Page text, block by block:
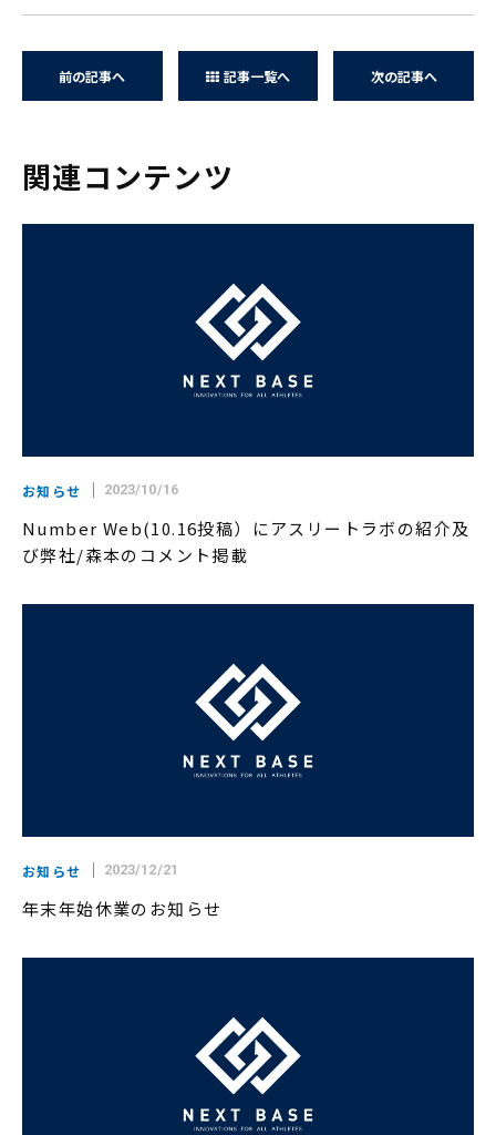
前の記事へ 記事一覧へ 次の記事へ
関連コンテンツ
お知らせ 2023/10/16
Number Web(10.16投稿）にアスリートラボの紹介及
び弊社/森本のコメント掲載
お知らせ 2023/12/21
年末年始休業のお知らせ